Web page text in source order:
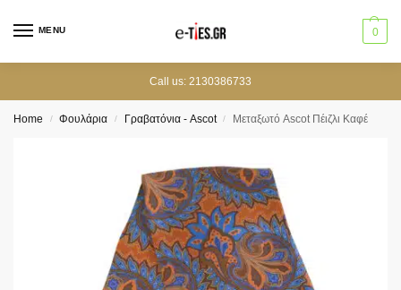
MENU 0
Call us: 2130386733
Home / Φουλάρια / Γραβατόνια - Ascot / Μεταξωτό Ascot Πέιζλι Καφέ